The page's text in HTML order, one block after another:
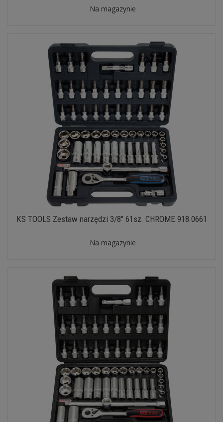
Na magazynie
KS TOOLS Zestaw narzędzi 3/8" 61sz. CHROME 918.0661
Na magazynie